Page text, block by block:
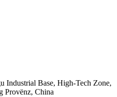
Industrial Base, High-Tech Zone,
Provënz, China